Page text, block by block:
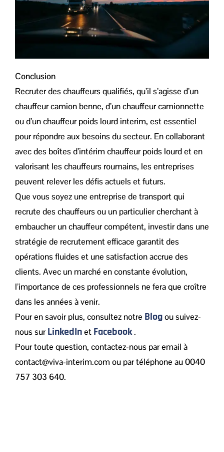
Conclusion
Recruter des chauffeurs qualifiés, qu’il s’agisse d’un
chauffeur camion benne, d’un chauffeur camionnette
ou d’un chauffeur poids lourd interim, est essentiel
pour répondre aux besoins du secteur. En collaborant
avec des boîtes d’intérim chauffeur poids lourd et en
valorisant les chauffeurs roumains, les entreprises
peuvent relever les défis actuels et futurs.
Que vous soyez une entreprise de transport qui
recrute des chauffeurs ou un particulier cherchant à
embaucher un chauffeur compétent, investir dans une
stratégie de recrutement efficace garantit des
opérations fluides et une satisfaction accrue des
clients. Avec un marché en constante évolution,
l’importance de ces professionnels ne fera que croître
dans les années à venir.
Pour en savoir plus, consultez notre Blogou suivez-
nous sur LinkedInet Facebook.
Pour toute question, contactez-nous par email à
contact@viva-interim.com ou par téléphone au0040
757 303 640.